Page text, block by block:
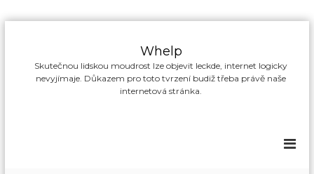
Whelp
Skutečnou lidskou moudrost lze objevit leckde, internet logicky
nevyjímaje. Důkazem pro toto tvrzení budiž třeba právě naše
internetová stránka.